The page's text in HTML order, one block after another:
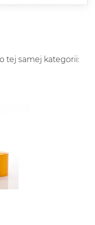
tej samej kategorii: